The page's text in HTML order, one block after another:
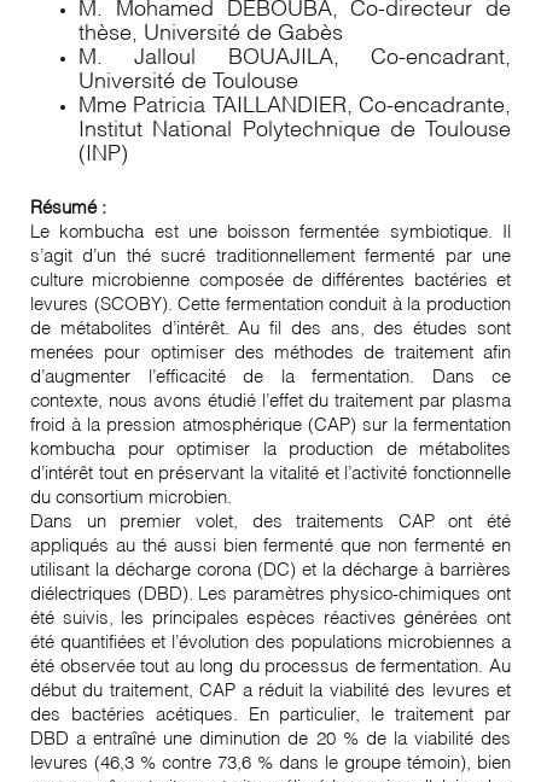
M. Mohamed DEBOUBA, Co-directeur de
thèse, Université de Gabès
M. Jalloul BOUAJILA, Co-encadrant,
Université de Toulouse
Mme Patricia TAILLANDIER, Co-encadrante,
Institut National Polytechnique de Toulouse
(INP)
Résumé :
Le kombucha est une boisson fermentée symbiotique. Il
s’agit d’un thé sucré traditionnellement fermenté par une
culture microbienne composée de différentes bactéries et
levures (SCOBY). Cette fermentation conduit à la production
de métabolites d’intérêt. Au fil des ans, des études sont
menées pour optimiser des méthodes de traitement afin
d’augmenter l’efficacité de la fermentation. Dans ce
contexte, nous avons étudié l’effet du traitement par plasma
froid à la pression atmosphérique (CAP) sur la fermentation
kombucha pour optimiser la production de métabolites
d’intérêt tout en préservant la vitalité et l’activité fonctionnelle
du consortium microbien.
Dans un premier volet, des traitements CAP ont été
appliqués au thé aussi bien fermenté que non fermenté en
utilisant la décharge corona (DC) et la décharge à barrières
diélectriques (DBD). Les paramètres physico-chimiques ont
été suivis, les principales espèces réactives générées ont
été quantifiées et l’évolution des populations microbiennes a
été observée tout au long du processus de fermentation. Au
début du traitement, CAP a réduit la viabilité des levures et
des bactéries acétiques. En particulier, le traitement par
DBD a entraîné une diminution de 20 % de la viabilité des
levures (46,3 % contre 73,6 % dans le groupe témoin), bien